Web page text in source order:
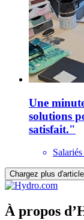
Une
solutions
satisfait."
Chargez plus
À propos